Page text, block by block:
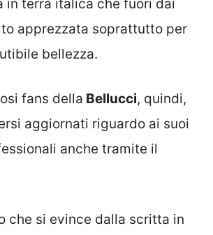
in terra italica che fuori dai
apprezzata soprattutto per
bellezza.
fans della Bellucci, quindi,
aggiornati riguardo ai suoi
anche tramite il
che si evince dalla scritta in